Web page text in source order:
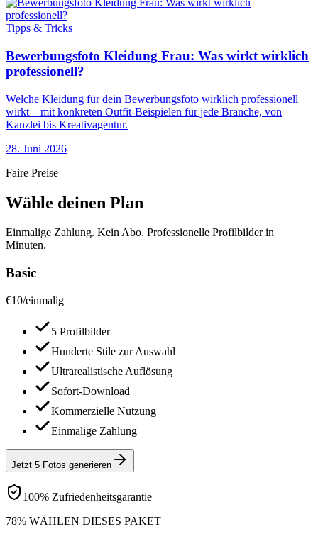
Tipps & Tricks
Bewerbungsfoto Kleidung Frau: Was wirkt wirklich
professionell?
Welche Kleidung für dein Bewerbungsfoto wirklich professionell
wirkt – mit konkreten Outfit-Beispielen für jede Branche, von
Kanzlei bis Kreativagentur.
28. Juni 2026
Faire Preise
Wähle deinen Plan
Einmalige Zahlung. Kein Abo. Professionelle Profilbilder in
Minuten.
Basic
€10/einmalig
5 Profilbilder
Hunderte Stile zur Auswahl
Ultrarealistische Auflösung
Sofort-Download
Kommerzielle Nutzung
Einmalige Zahlung
Jetzt 5 Fotos generieren
100% Zufriedenheitsgarantie
78% WÄHLEN DIESES PAKET